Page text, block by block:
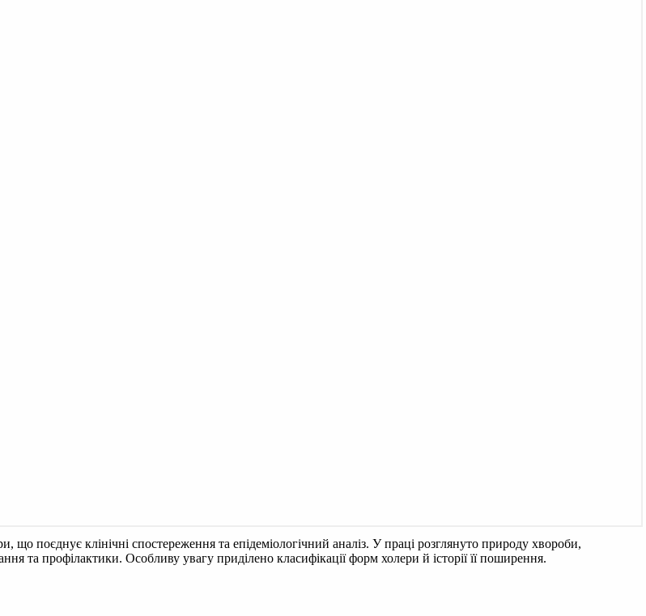
поєднує клінічні спостереження та епідеміологічний аналіз. У праці розглянуто природу хвороби,
та профілактики. Особливу увагу приділено класифікації форм холери й історії її поширення.